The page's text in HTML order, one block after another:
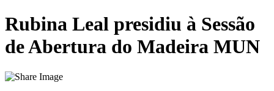
Rubina Leal presidiu à Sessão
de Abertura do Madeira MUN